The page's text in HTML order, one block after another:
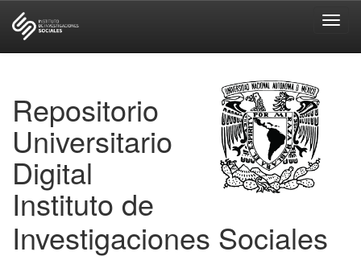
Repositorio
Universitario
Digital
Instituto de
Investigaciones Sociales